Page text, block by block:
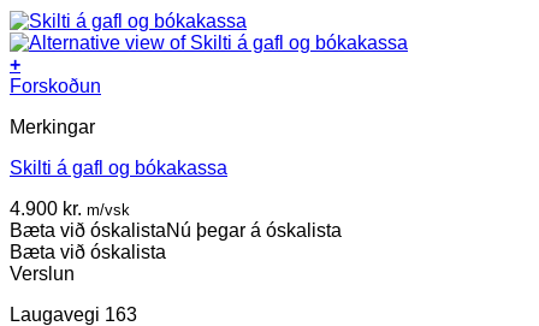
+
Forskoðun
Merkingar
Skilti á gafl og bókakassa
4.900 kr. m/vsk
Bæta við óskalistaNú þegar á óskalista
Bæta við óskalista
Verslun
Laugavegi 163